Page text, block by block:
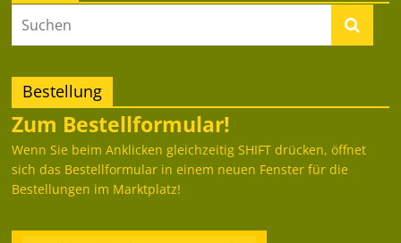
Bestellung
Zum Bestellformular!
Wenn Sie beim Anklicken gleichzeitig SHIFT drücken, öffnet
sich das Bestellformular in einem neuen Fenster für die
Bestellungen im Marktplatz!